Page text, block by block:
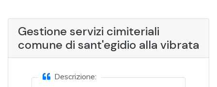
Gestione servizi cimiteriali
comune di sant'egidio alla vibrata
Descrizione: